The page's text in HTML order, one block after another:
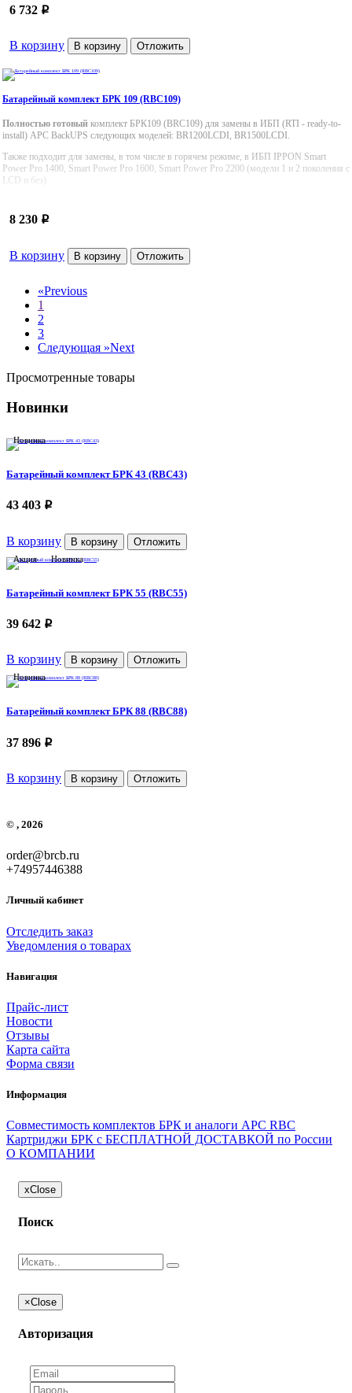
6 732 p
В корзину В корзину Отложить
Батарейный комплект БРК 109 (RBC109)
Полностью готовый комплект БРК109 (BRС109) для замены в ИБП (RTI - ready-to-
install) APC BackUPS следующих моделей: BR1200LCDI, BR1500LCDI.
Также подходит для замены, в том числе в горячем режиме, в ИБП IPPON Smart
Power Pro 1400, Smart Power Pro 1600, Smart Power Pro 2200 (модели 1 и 2 поколения с
LCD и без)
8 230 p
В корзину В корзину Отложить
«Previous
1
2
3
Следующая »Next
Просмотренные товары
Новинки
Новинка
Батарейный комплект БРК 43 (RBC43)
43 403 p
В корзину В корзину Отложить
Акция Новинка
Батарейный комплект БРК 55 (RBC55)
39 642 p
В корзину В корзину Отложить
Новинка
Батарейный комплект БРК 88 (RBC88)
37 896 p
В корзину В корзину Отложить
© , 2026
order@brcb.ru
+74957446388
Личный кабинет
Отследить заказ
Уведомления о товарах
Навигация
Прайс-лист
Новости
Отзывы
Карта сайта
Форма связи
Информация
Совместимость комплектов БРК и аналоги APC RBC
Картриджи БРК с БЕСПЛАТНОЙ ДОСТАВКОЙ по России
О КОМПАНИИ
xClose
Поиск
×Close
Авторизация